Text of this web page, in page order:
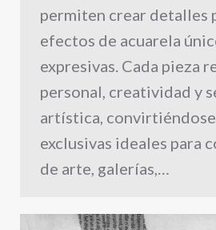
permiten crear detalles
efectos de acuarela
expresivas. Cada pieza
personal, creatividad y
artística,
exclusivas ideales para
de arte, galerías,…